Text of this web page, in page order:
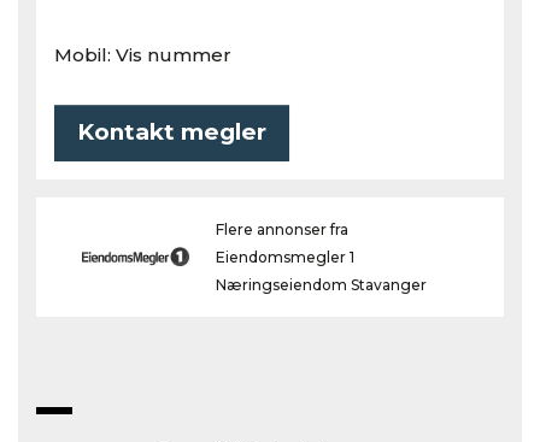
Mobil: Vis nummer
Kontakt megler
Flere annonser fra
Eiendomsmegler 1
Næringseiendom Stavanger